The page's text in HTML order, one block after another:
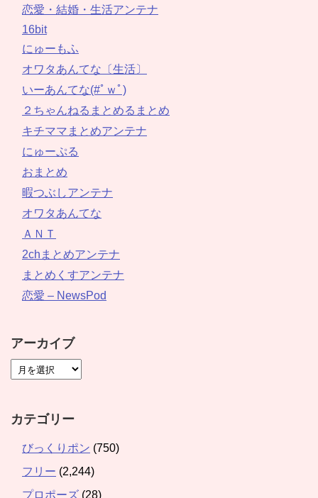
恋愛・結婚・生活アンテナ
16bit
にゅーもふ
オワタあんてな〔生活〕
いーあんてな(#ﾟｗﾟ)
２ちゃんねるまとめるまとめ
キチママまとめアンテナ
にゅーぷる
おまとめ
暇つぶしアンテナ
オワタあんてな
ＡＮＴ
2chまとめアンテナ
まとめくすアンテナ
恋愛 – NewsPod
アーカイブ
カテゴリー
びっくりポン (750)
フリー (2,244)
プロポーズ (28)